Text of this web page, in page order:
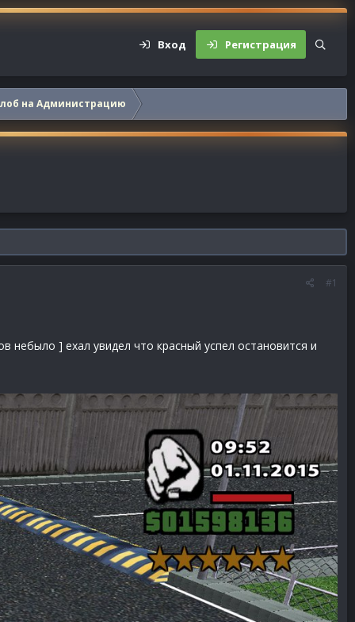
Вход Регистрация
на Администрацию
#1
небыло ] ехал увидел что красный успел остановится и